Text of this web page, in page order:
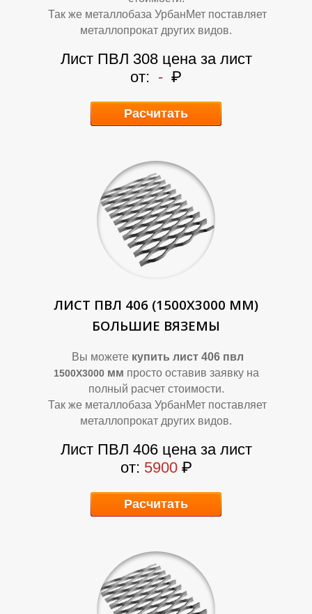
Д
Так же металлобаза УрбанМет поставляет
металлопрокат других видов.
Лист ПВЛ 308 цена за лист
от: - ₽
Расчитать
ЛИСТ ПВЛ 406 (1500Х3000 ММ)
БОЛЬШИЕ ВЯЗЕМЫ
Вы можете купить лист 406 пвл
1500Х3000 мм просто оставив заявку на
полный расчет стоимости.
Так же металлобаза УрбанМет поставляет
металлопрокат других видов.
Лист ПВЛ 406 цена за лист
от: 5900 ₽
Расчитать
Д